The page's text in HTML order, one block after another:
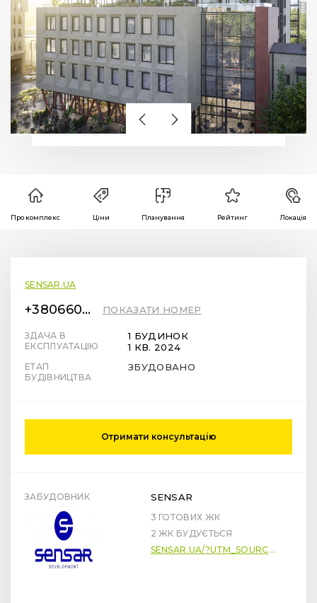
Про комплекс Ціни Планування Рейтинг Локація
SENSAR.UA
+380660896006 ПОКАЗАТИ НОМЕР
ЗДАЧА В
ЕКСПЛУАТАЦІЮ
1 БУДИНОК
1 КВ. 2024
ЕТАП
БУДІВНИЦТВА
ЗБУДОВАНО
Отримати консультацію
ЗАБУДОВНИК SENSAR
3 ГОТОВИХ ЖК
2 ЖК БУДУЄТЬСЯ
SENSAR.UA/?UTM_SOURCE=LUN.UA&UTM_MEDIUM=REFERRAL&UTM_CONTENT=587645979.1621938156